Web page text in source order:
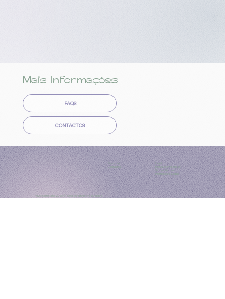
Mais Informações
FAQS
CONTACTOS
Viver Sem Fumo 2026 ©Todos os direitos reservados
Sobre nós
Contactos
Legal:
Política de Privacidade
Termos de Uso
Informações Legais